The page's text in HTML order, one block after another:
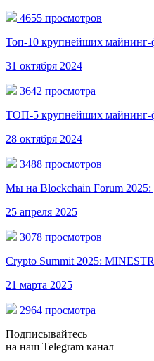
4655 просмотров
Топ-10 крупнейших майнинг-
31 октября 2024
3642 просмотра
ТОП-5 крупнейших майнинг-
28 октября 2024
3488 просмотров
Мы на Blockchain Forum 2025:
25 апреля 2025
3078 просмотров
Crypto Summit 2025:
21 марта 2025
2964 просмотра
Подписывайтесь
на наш Telegram канал